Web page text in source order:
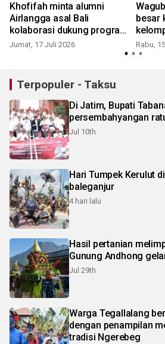
Khofifah minta alumni
Airlangga asal Bali
kolaborasi dukung program
Pemprov Bali
Jumat, 17 Juli 2026
besar
Rabu,
Terpopuler - Taksu
Di Jatim, Bupati
persembahyangan
Jul 10th
Hari Tumpek Kerulut
baleganjur
4 hari lalu
Hasil pertanian
Gunung Andhong
Jul 29th
Warga Tegallalang
dengan penampilan
tradisi Ngerebeg